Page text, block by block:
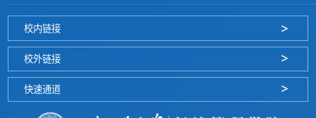
校内链接
校外链接
快速通道